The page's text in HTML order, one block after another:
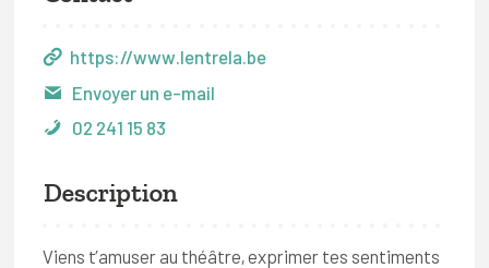
https://www.lentrela.be
Envoyer un e-mail
02 241 15 83
Description
Viens t’amuser au théâtre, exprimer tes sentiments